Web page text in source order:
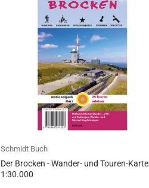
Schmidt Buch
Der Brocken - Wander- und Touren-Karte
1:30.000